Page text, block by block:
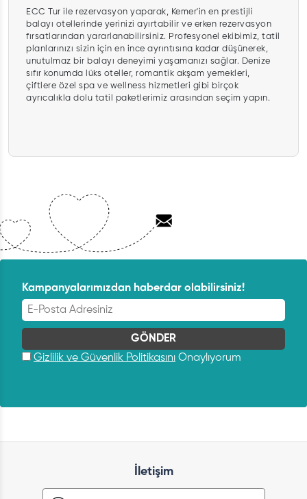
ECC Tur ile rezervasyon yaparak, Kemer'in en prestijli
balayı otellerinde yerinizi ayırtabilir ve erken rezervasyon
fırsatlarından yararlanabilirsiniz. Profesyonel ekibimiz, tatil
planlarınızı sizin için en ince ayrıntısına kadar düşünerek,
unutulmaz bir balayı deneyimi yaşamanızı sağlar. Denize
sıfır konumda lüks oteller, romantik akşam yemekleri,
çiftlere özel spa ve wellness hizmetleri gibi birçok
ayrıcalıkla dolu tatil paketlerimiz arasından seçim yapın.
Kampanyalarımızdan haberdar olabilirsiniz!
Gizlilik ve Güvenlik Politikasını Onaylıyorum
İletişim